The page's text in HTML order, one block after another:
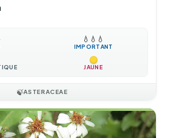
💧 💧 💧
IMPORTANT
JAUNE
🍃ASTERACEAE